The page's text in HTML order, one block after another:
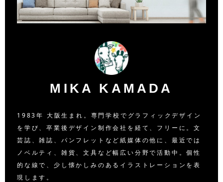
MIKA KAMADA
1983年 大阪生まれ。専門学校でグラフィックデザイン
を学び、卒業後デザイン制作会社を経て、フリーに。文
芸誌、雑誌、パンフレットなど紙媒体の他に、最近では
ノベルティ、雑貨、文具など幅広い分野で活動中。個性
的な線で、少し懐かしみのあるイラストレーションを表
現します。